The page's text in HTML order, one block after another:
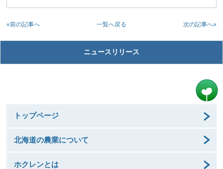
一覧へ戻る
«前の記事へ 次の記事へ»
ニュースリリース
トップページ
北海道の農業について
ホクレンとは